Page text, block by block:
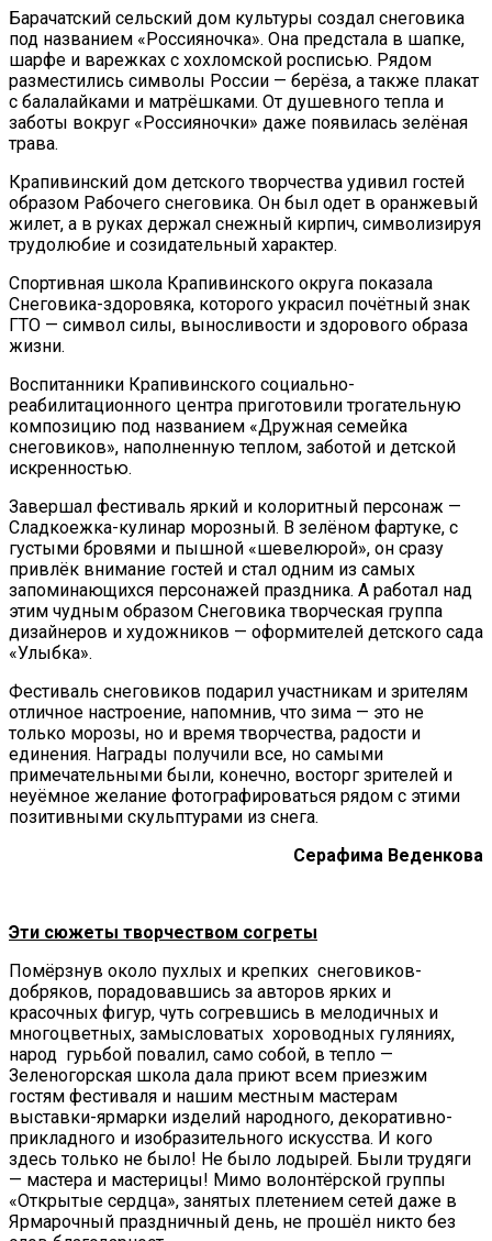
Барачатский сельский дом культуры создал снеговика
под названием «Россияночка». Она предстала в шапке,
шарфе и варежках с хохломской росписью. Рядом
разместились символы России — берёза, а также плакат
с балалайками и матрёшками. От душевного тепла и
заботы вокруг «Россияночки» даже появилась зелёная
трава.
Крапивинский дом детского творчества удивил гостей
образом Рабочего снеговика. Он был одет в оранжевый
жилет, а в руках держал снежный кирпич, символизируя
трудолюбие и созидательный характер.
Спортивная школа Крапивинского округа показала
Снеговика-здоровяка, которого украсил почётный знак
ГТО — символ силы, выносливости и здорового образа
жизни.
Воспитанники Крапивинского социально-
реабилитационного центра приготовили трогательную
композицию под названием «Дружная семейка
снеговиков», наполненную теплом, заботой и детской
искренностью.
Завершал фестиваль яркий и колоритный персонаж —
Сладкоежка-кулинар морозный. В зелёном фартуке, с
густыми бровями и пышной «шевелюрой», он сразу
привлёк внимание гостей и стал одним из самых
запоминающихся персонажей праздника. А работал над
этим чудным образом Снеговика творческая группа
дизайнеров и художников — оформителей детского сада
«Улыбка».
Фестиваль снеговиков подарил участникам и зрителям
отличное настроение, напомнив, что зима — это не
только морозы, но и время творчества, радости и
единения. Награды получили все, но самыми
примечательными были, конечно, восторг зрителей и
неуёмное желание фотографироваться рядом с этими
позитивными скульптурами из снега.
Серафима Веденкова
Эти сюжеты творчеством согреты
Помёрзнув около пухлых и крепких снеговиков-
добряков, порадовавшись за авторов ярких и
красочных фигур, чуть согревшись в мелодичных и
многоцветных, замысловатых хороводных гуляниях,
народ гурьбой повалил, само собой, в тепло —
Зеленогорская школа дала приют всем приезжим
гостям фестиваля и нашим местным мастерам
выставки-ярмарки изделий народного, декоративно-
прикладного и изобразительного искусства. И кого
здесь только не было! Не было лодырей. Были трудяги
— мастера и мастерицы! Мимо волонтёрской группы
«Открытые сердца», занятых плетением сетей даже в
Ярмарочный праздничный день, не прошёл никто без